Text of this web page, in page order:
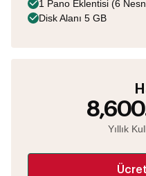
1 Pano Eklentisi (6
Disk Alanı 5 GB
Yıllık